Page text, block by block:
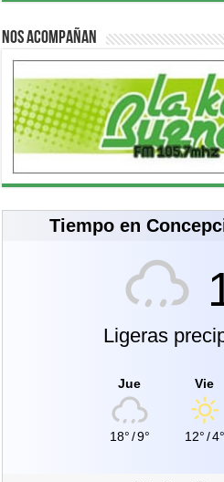
Nos acompañan
Tiempo en
Ligeras
Jue
18°/9°
Vie
12°/4°